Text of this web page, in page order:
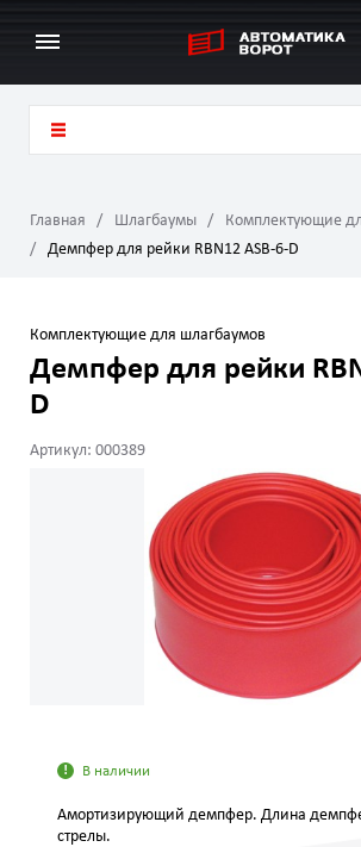
Главная Шлагбаумы
Комплектующие
Демпфер для рейки RBN12 ASB-6-D
Комплектующие для шлагбаумов
Демпфер для рейки
D
Артикул: 000389
В наличии
Амортизирующий демпфер. Длина
стрелы.